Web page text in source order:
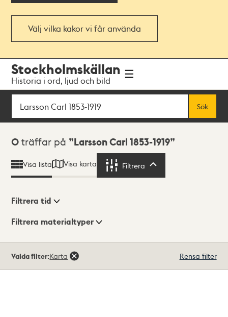
Välj vilka kakor vi får använda
navigationen
huvudinnehållet
Stockholmskällan
Historia i ord, ljud och bild
Sök
Sök
Sökresultat
0 träffar på Larsson Carl 1853-1919
Visa lista Visa karta Filtrera
Visningsläge
Filtrera tid
Filtrera materialtyper
träffar
Valda filter:Karta Rensa filter